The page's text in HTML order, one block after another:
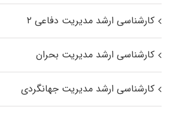
کارشناسی ارشد مدیریت دفاعی ۲
کارشناسی ارشد مدیریت بحران
کارشناسی ارشد مدیریت جهانگردی